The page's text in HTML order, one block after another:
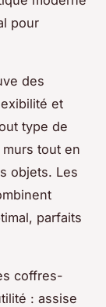
pour
des
et
type de
tout en
objets. Les
parfaits
coffres-
: assise